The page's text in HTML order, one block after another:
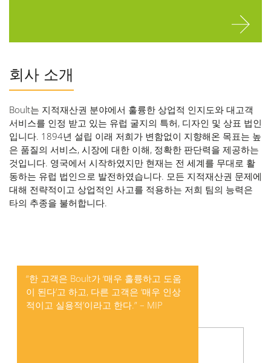
회사 소개
Boult는 지적재산권 분야에서 훌륭한 상업적 인지도와 대고객
서비스를 인정 받고 있는 유럽 굴지의 특허, 디자인 및 상표 법인
입니다. 1894년 설립 이래 저희가 변함없이 지향해온 목표는 높
은 품질의 서비스, 시장에 대한 이해, 정확한 판단력을 제공하는
것입니다. 영국에서 시작하였지만 현재는 전 세계를 무대로 활
동하는 유럽 법인으로 발전하였습니다. 모든 지적재산권 문제에
대해 전략적이고 상업적인 사고를 적용하는 저희 팀의 능력은
타의 추종을 불허합니다.
“한 고객은 Boult가 ‘매우 훌륭하고 도움
이 된다’고 하고, 다른 고객은 ‘매우 인상
적이고 실용적’이라고 한다.” – MIP